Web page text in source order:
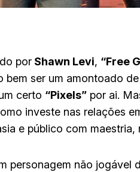
por Shawn Levi, “Free
ser um amontoado
certo “Pixels” por ai.
investe nas relações
e público com maestria,
personagem não jogável